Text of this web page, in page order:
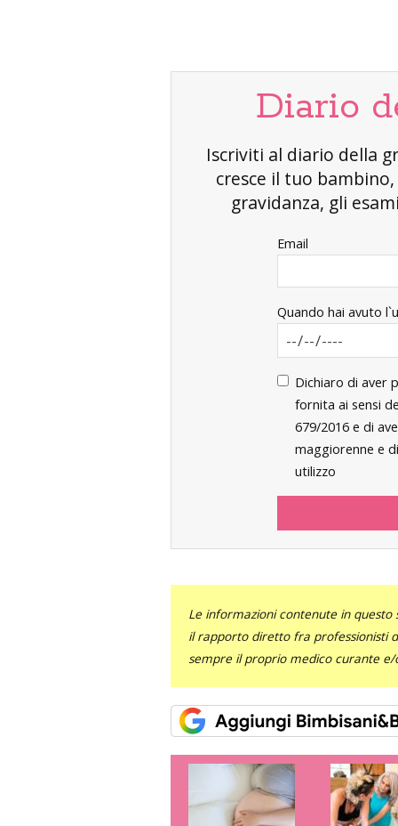
Diario
Iscriviti al diario della
cresce il tuo
gravidanza, gli
Email
Quando hai avuto
Dichiaro di aver
fornita ai sensi
679/2016 e di
maggiorenne e
utilizzo
Le informazioni contenute in
il rapporto diretto fra professionisti
sempre il proprio medico curante e/